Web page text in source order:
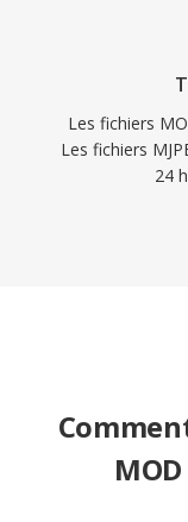
qui les rend
applications
du codec
du matériel
Les fichiers
Les fichiers
24